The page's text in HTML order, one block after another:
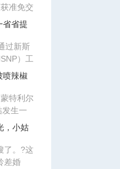
准免交
员会
省省提
过新斯
）工
人需缴
喷辣椒
特利尔
生一
致
，小姑
了。?这
差婚